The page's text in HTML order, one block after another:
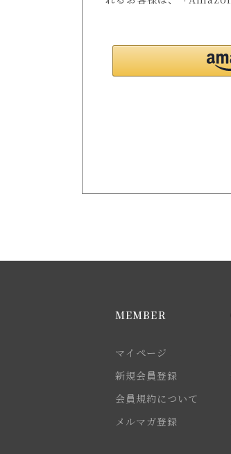
MEMBER
マイページ
新規会員登録
会員規約について
メルマガ登録